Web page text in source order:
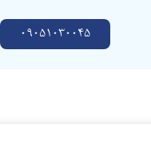
09051030045